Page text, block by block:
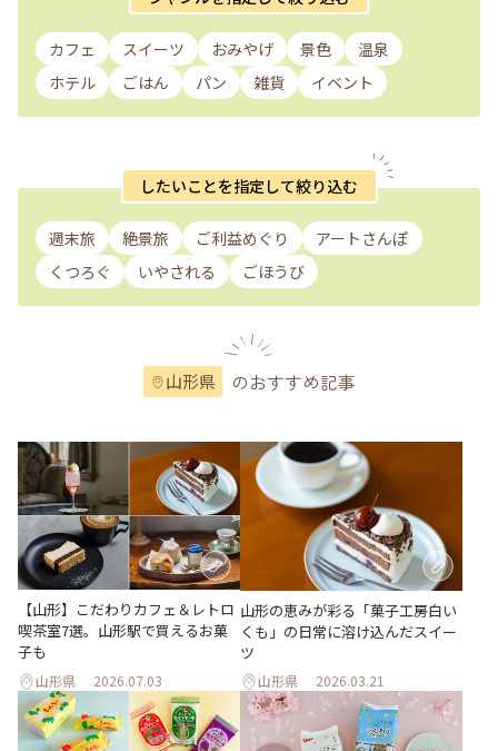
カフェ スイーツ おみやげ 景色
温泉
ホテル
ごはん パン 雑貨 イベント
したいことを指定して絞り込む
週末旅 絶景旅 ご利益めぐり
アートさんぽ
くつろぐ
いやされる ごほうび
山形県 のおすすめ記事
【山形】こだわりカフェ＆レトロ
喫茶室7選。山形駅で買えるお菓
子も
山形県 2026.07.03
山形の恵みが彩る「菓子工房白い
くも」の日常に溶け込んだスイー
ツ
山形県 2026.03.21